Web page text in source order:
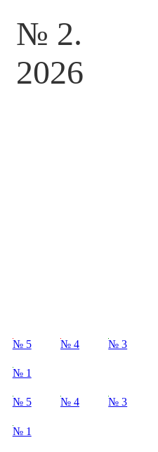
№ 2.
2026
№ 5 № 4 № 3
№ 1
№ 5 № 4 № 3
№ 1